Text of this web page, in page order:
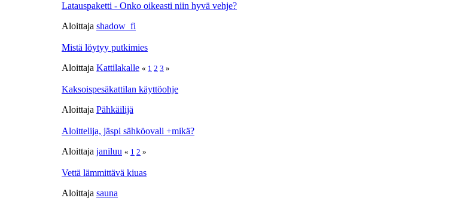
Latauspaketti - Onko oikeasti niin hyvä vehje?
Aloittaja shadow_fi
Mistä löytyy putkimies
Aloittaja Kattilakalle « 1 2 3 »
Kaksoispesäkattilan käyttöohje
Aloittaja Pähkäilijä
Aloittelija, jäspi sähköovali +mikä?
Aloittaja janiluu « 1 2 »
Vettä lämmittävä kiuas
Aloittaja sauna